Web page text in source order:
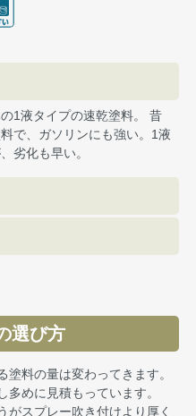
1液タイプの速乾塗料。 昔
で、ガソリンにも強い。1液
劣化も早い。
選び方
料の量は変わってきます。
めに見積もっています。
がスプレー吹き付けより厚く